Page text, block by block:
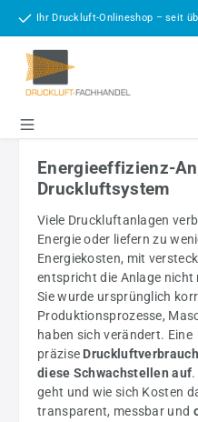
Zum Hauptinhalt springen
Ihr Druckluft-Onlineshop – seit
Energieeffizienz-
Druckluftsystem
Viele Druckluftanlagen
Energie oder liefern zu
Energiekosten, mit
entspricht die Anlage nicht
Sie wurde ursprünglich
Produktionsprozesse,
haben sich verändert. Eine
präzise
diese Schwachstellen auf
geht und wie sich Kosten
transparent, messbar und